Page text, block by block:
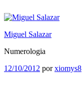
al
Miguel Salazar
Numerologia
Publicado
12/10/2012 porxiomys8